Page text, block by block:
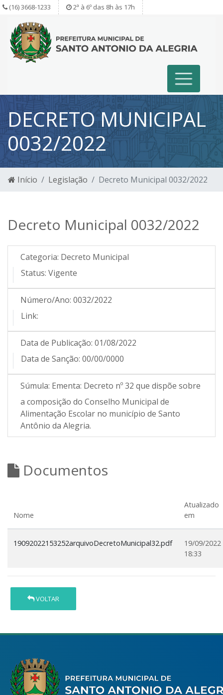
(16) 3668-1233 2ª à 6º das 8h às 17h
DECRETO MUNICIPAL
0032/2022
Início Legislação Decreto Municipal 0032/2022
Decreto Municipal 0032/2022
Categoria: Decreto Municipal
Status: Vigente
Número/Ano: 0032/2022
Link:
Data de Publicação: 01/08/2022
Data de Sanção: 00/00/0000
Súmula: Ementa: Decreto nº 32 que dispõe sobre
a composição do Conselho Municipal de
Alimentação Escolar no município de Santo
Antônio da Alegria.
Documentos
Nome
Atualizado
em
19092022153252arquivoDecretoMunicipal32.pdf
19/09/2022
18:33
VOLTAR